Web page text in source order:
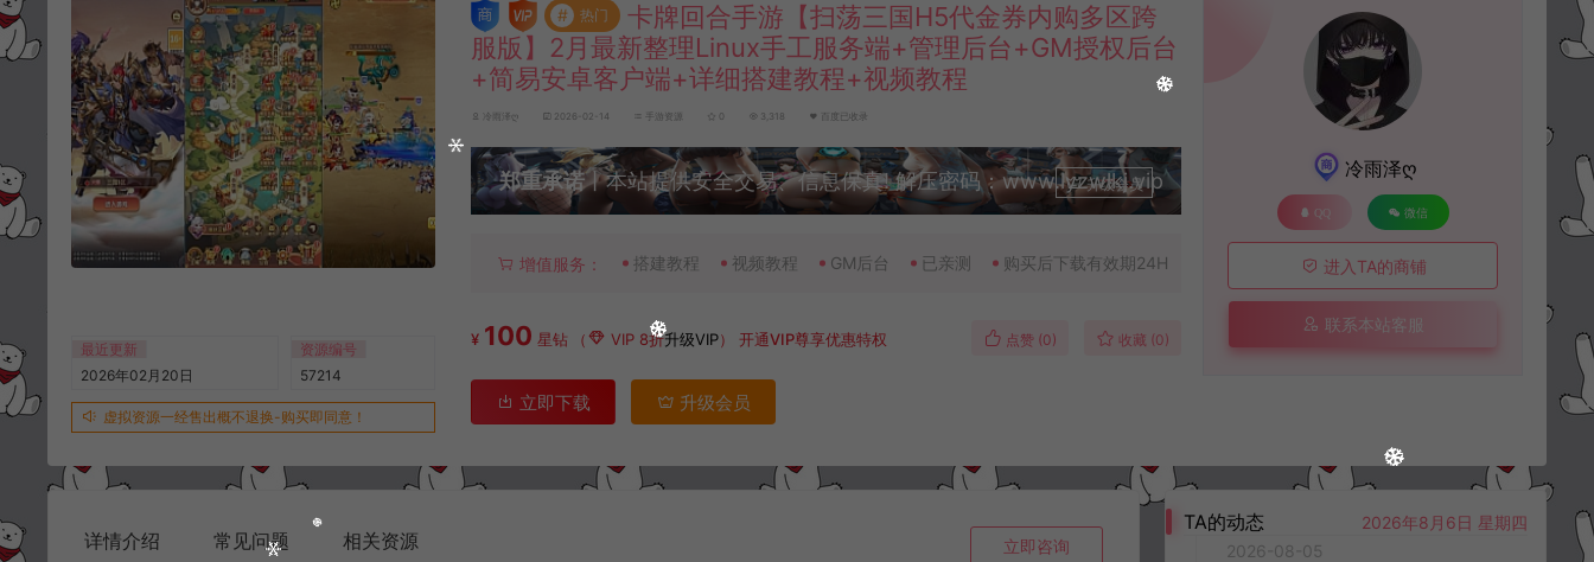
最近更新
2026年02月20日
资源编号
57214
虚拟资源一经售出概不退换-购买即同意！
# 热门
卡牌回合手游【扫荡三国H5代金券内购多区跨
服版】2月最新整理Linux手工服务端+管理后台+GM授权后台
+简易安卓客户端+详细搭建教程+视频教程
冷雨泽ღ 2026-02-14 手游资源 0 3,318 百度已收录
郑重承诺丨本站提供安全交易、信息保真! 解压密码：www.lyzwlkj.vip
升级会员
增值服务： 搭建教程 视频教程 GM后台 已亲测 购买后下载有效期24H
¥ 100 星钻 （ VIP 8折升级VIP）开通VIP尊享优惠特权 点赞 (0) 收藏 (0)
立即下载 升级会员
冷雨泽ღ
QQ 微信
进入TA的商铺
联系本站客服
详情介绍 常见问题 相关资源 立即咨询
TA的动态
2026年8月6日 星期四
2026-08-05